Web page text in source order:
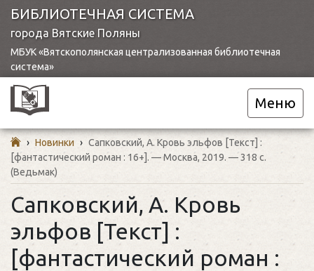
БИБЛИОТЕЧНАЯ СИСТЕМА
города Вятские Поляны
МБУК «Вятскополянская централизованная библиотечная
система»
Меню
› Новинки › Сапковский, А. Кровь эльфов [Текст] :
[фантастический роман : 16+]. — Москва, 2019. — 318 с.
(Ведьмак)
Сапковский, А. Кровь
эльфов [Текст] :
[фантастический роман :